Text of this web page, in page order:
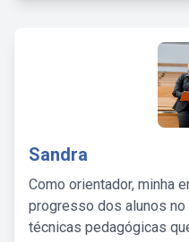
Sandra
Como orientador, minha
progresso dos alunos
técnicas pedagógicas